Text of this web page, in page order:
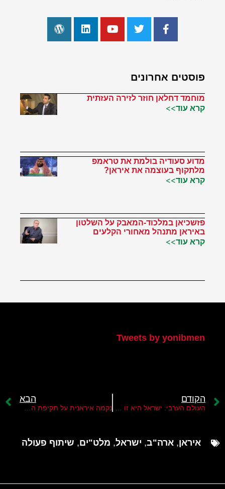
פוסטים אחרונים
מוחמד דחלאן חוזר לזירה העזתית
קרא עוד>>
מדוע סעודיה בולמת את טראמפ
מלתקוף בעוצמה את איראן?
קרא עוד>>
פזשכיאן במלכוד-המאבק על השלטון
באיראן מתנהל מאחורי הקלעים
קרא עוד>>
Tweets by yonibmen
הקודם הבא
איראן, ארה"ב, ישראל, מלט"ים, שיתוף פעולה